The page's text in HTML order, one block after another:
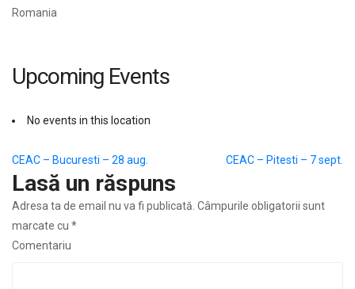
Romania
Upcoming Events
No events in this location
Navigare
în
articole
CEAC – Bucuresti – 28 aug. CEAC – Pitesti – 7 sept.
Lasă un răspuns
Adresa ta de email nu va fi publicată. Câmpurile obligatorii sunt
marcate cu *
Comentariu